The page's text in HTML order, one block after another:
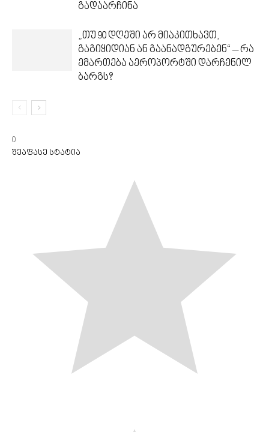
გადაარჩინა
„თუ 90 დღეში არ მიაკითხავთ,
გაგიყიდიან ან გაანადგურებენ“ – რა
ემართება აეროპორტში დარჩენილ
ბარგს?
0
შეაფასე სტატია